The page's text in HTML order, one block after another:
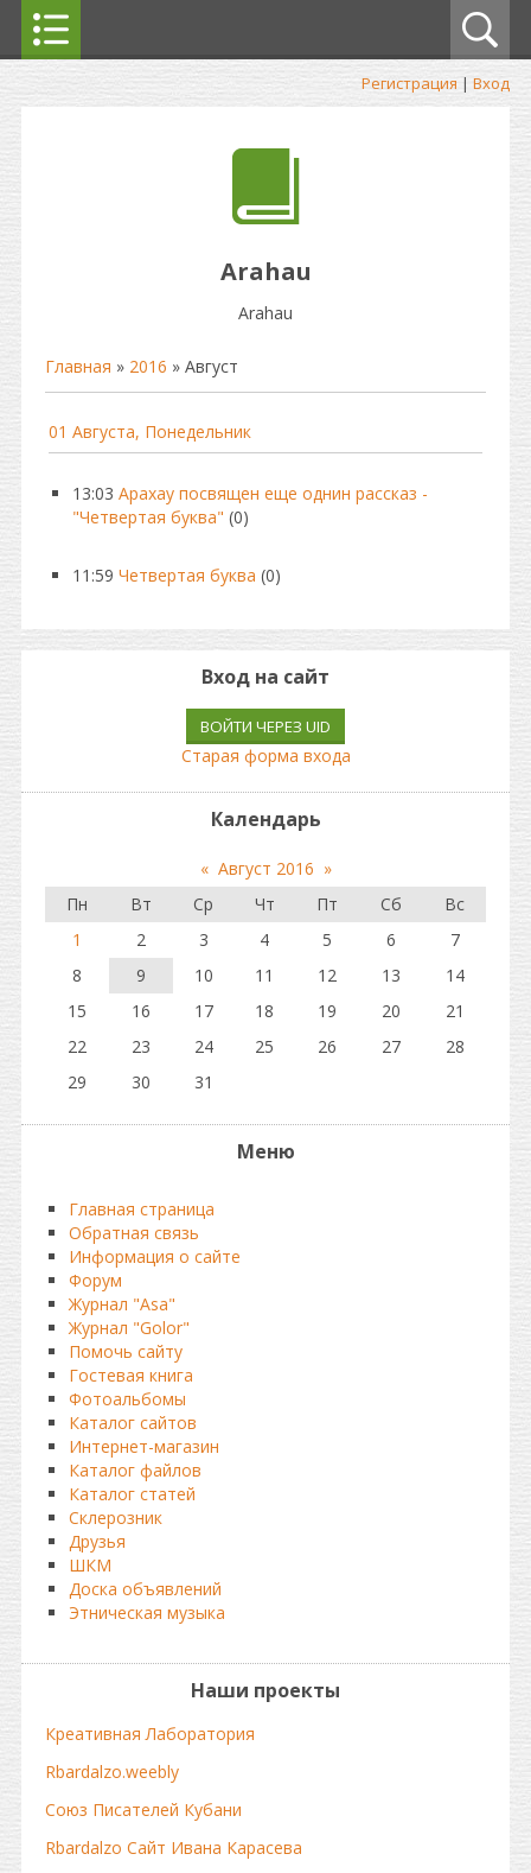
Регистрация | Вход
Arahau
Arahau
Главная » 2016 » Август
01 Августа, Понедельник
13:03 Арахау посвящен еще однин рассказ -
"Четвертая буква" (0)
11:59 Четвертая буква (0)
Вход на сайт
ВОЙТИ ЧЕРЕЗ UID
Старая форма входа
Календарь
« Август 2016 »
Пн
Вт Ср Чт Пт Сб
Вс
1
2 3 4 5 6
7
8
9 10 11 12 13
14
15
16 17 18 19 20
21
22
23 24 25 26 27
28
29
30 31
Меню
Главная страница
Обратная связь
Информация о сайте
Форум
Журнал "Asa"
Журнал "Golor"
Помочь сайту
Гостевая книга
Фотоальбомы
Каталог сайтов
Интернет-магазин
Каталог файлов
Каталог статей
Склерозник
Друзья
ШКМ
Доска объявлений
Этническая музыка
Наши проекты
Креативная Лаборатория
Rbardalzo.weebly
Союз Писателей Кубани
Rbardalzo Сайт Ивана Карасева